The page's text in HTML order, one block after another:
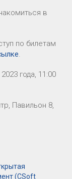
в
по билетам
.
года, 11:00
Павильон 8,
(CSoft